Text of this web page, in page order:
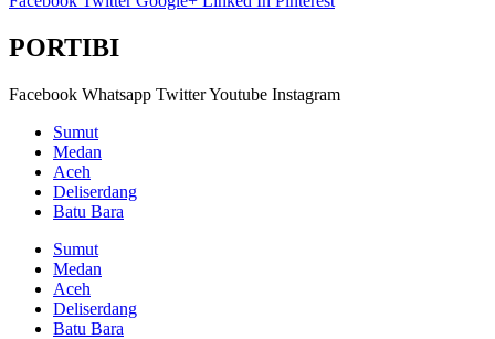
PORTIBI
Facebook Whatsapp TwitterYoutube Instagram
Sumut
Medan
Aceh
Deliserdang
Batu Bara
Sumut
Medan
Aceh
Deliserdang
Batu Bara